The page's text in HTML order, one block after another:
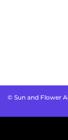
© Sun and Flower